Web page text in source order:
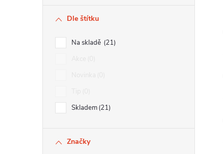
Dle štítku
Na skladě 21
Skladem 21
Značky